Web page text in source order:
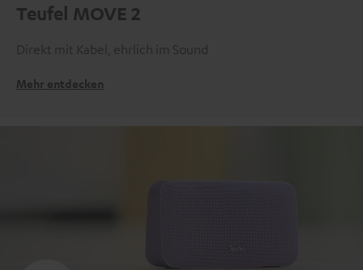
Teufel MOVE 2
Direkt mit Kabel, ehrlich im Sound
Mehr entdecken